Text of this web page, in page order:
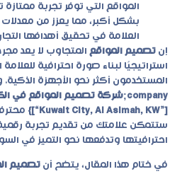
المواقع التي توفر تجربة ممتازة
بشكل أكبر، مما يعزز من معدلات
العلامة في تحقيق أهدافها
إن تصميم المواقع المتجاوب لا يعد
استراتيجيًا لبناء صورة احترافية
المستخدمون أكثر نحو الأجهزة
[“Kuwait City, Al Asimah, KW”]}
ستتمكن علامتك من تقديم تجربة
احترافيتها وتدفعها نحو التميز في
في ختام هذا المقال، يتضح أن تصميم